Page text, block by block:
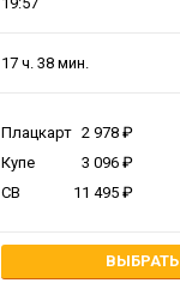
17 ч. 38 мин.
Плацкарт 2 978
Купе
3 096
СВ
11 495